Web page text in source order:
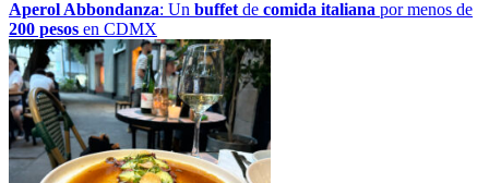
Aperol Abbondanza: Un buffet de comida italiana por menos de
200 pesos en CDMX